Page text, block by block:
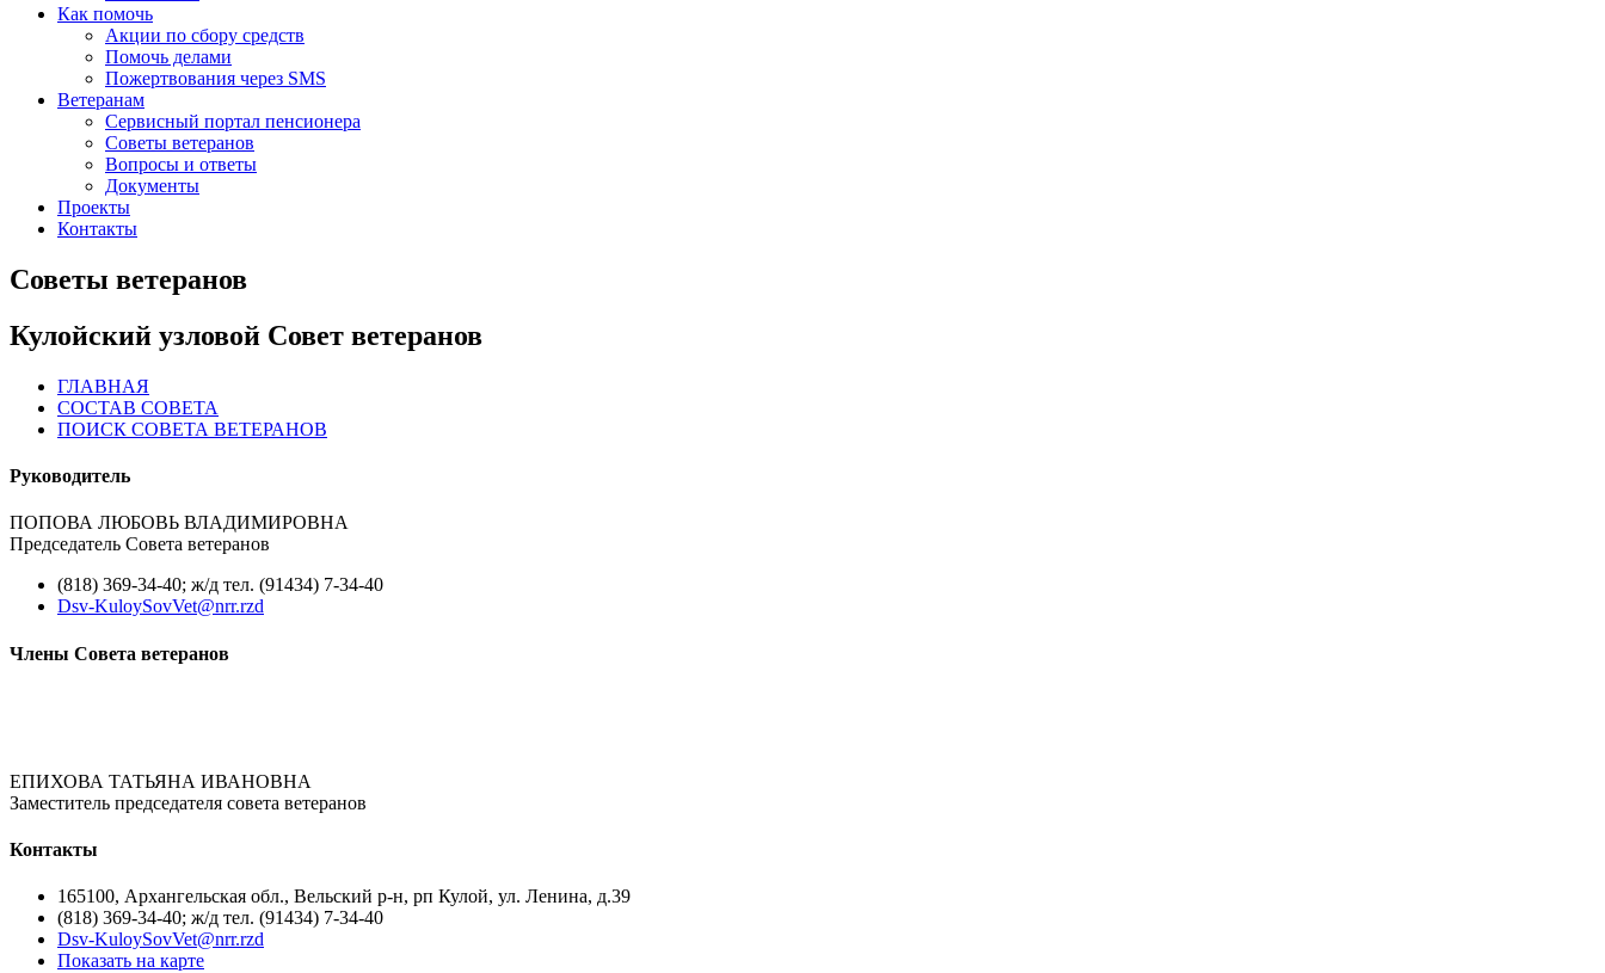
Как помочь
Акции по сбору средств
Помочь делами
Пожертвования через SMS
Ветеранам
Сервисный портал пенсионера
Советы ветеранов
Вопросы и ответы
Документы
Проекты
Контакты
Советы ветеранов
Кулойский узловой Совет ветеранов
ГЛАВНАЯ
СОСТАВ СОВЕТА
ПОИСК СОВЕТА ВЕТЕРАНОВ
Руководитель
ПОПОВА ЛЮБОВЬ ВЛАДИМИРОВНА
Председатель Совета ветеранов
(818) 369-34-40; ж/д тел. (91434) 7-34-40
Dsv-KuloySovVet@nrr.rzd
Члены Совета ветеранов
ЕПИХОВА ТАТЬЯНА ИВАНОВНА
Заместитель председателя совета ветеранов
Контакты
165100, Архангельская обл., Вельский р-н, рп Кулой, ул. Ленина, д.39
(818) 369-34-40; ж/д тел. (91434) 7-34-40
Dsv-KuloySovVet@nrr.rzd
Показать на карте